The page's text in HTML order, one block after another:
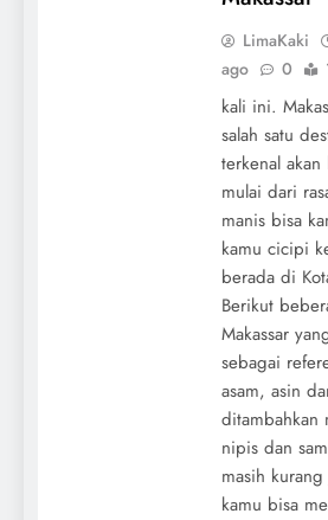
LimaKaki
ago
0
kali ini.
salah satu
terkenal
mulai dari
manis bisa
kamu cicipi
berada di
Berikut
Makassar
sebagai
asam, asin
ditambahkan
nipis dan
masih
kamu bisa